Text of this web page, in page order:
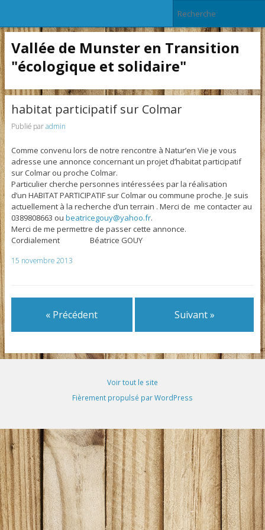
Vallée de Munster en Transition
"écologique et solidaire"
habitat participatif sur Colmar
Publié paradmin
Comme convenu lors de notre rencontre à Natur’en Vie je vous
adresse une annonce concernant un projet d’habitat participatif
sur Colmar ou proche Colmar.
Particulier cherche personnes intéressées par la réalisation
d’un HABITAT PARTICIPATIF sur Colmar ou commune proche. Je suis
actuellement à la recherche d’un terrain . Merci de me contacter au
0389808663 ou beatricegouy@yahoo.fr.
Merci de me permettre de passer cette annonce.
Cordialement Béatrice GOUY
15 novembre 2013
« Précédent Suivant »
Voir tout le site
Fièrement propulsé par WordPress